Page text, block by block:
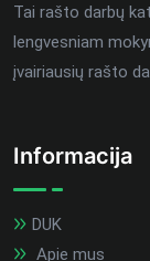
Tai rašto darbų
lengvesniam
įvairiausių rašto
Informacija
DUK
Apie mus